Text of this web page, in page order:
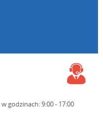
w godzinach: 9:00 - 17:00